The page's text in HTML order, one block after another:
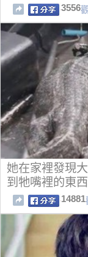
3556
她在家裡發現
到牠嘴裡的東
14881